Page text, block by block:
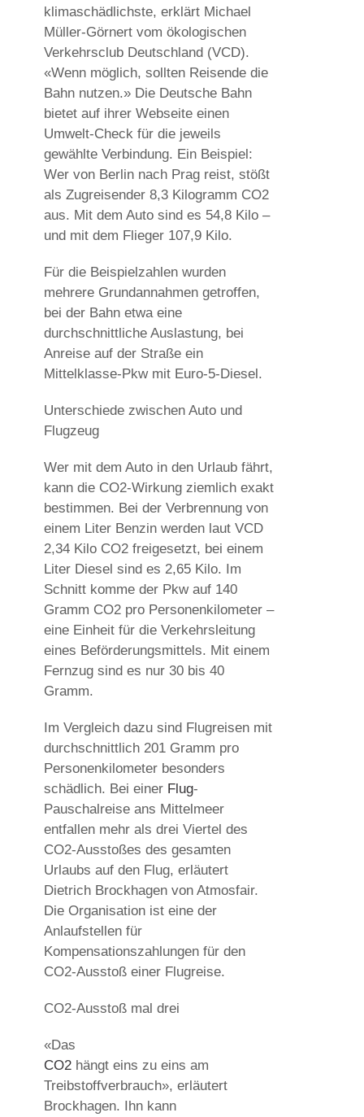
klimaschädlichste, erklärt Michael
Müller-Görnert vom ökologischen
Verkehrsclub Deutschland (VCD).
«Wenn möglich, sollten Reisende die
Bahn nutzen.» Die Deutsche Bahn
bietet auf ihrer Webseite einen
Umwelt-Check für die jeweils
gewählte Verbindung. Ein Beispiel:
Wer von Berlin nach Prag reist, stößt
als Zugreisender 8,3 Kilogramm CO2
aus. Mit dem Auto sind es 54,8 Kilo –
und mit dem Flieger 107,9 Kilo.
Für die Beispielzahlen wurden
mehrere Grundannahmen getroffen,
bei der Bahn etwa eine
durchschnittliche Auslastung, bei
Anreise auf der Straße ein
Mittelklasse-Pkw mit Euro-5-Diesel.
Unterschiede zwischen Auto und
Flugzeug
Wer mit dem Auto in den Urlaub fährt,
kann die CO2-Wirkung ziemlich exakt
bestimmen. Bei der Verbrennung von
einem Liter Benzin werden laut VCD
2,34 Kilo CO2 freigesetzt, bei einem
Liter Diesel sind es 2,65 Kilo. Im
Schnitt komme der Pkw auf 140
Gramm CO2 pro Personenkilometer –
eine Einheit für die Verkehrsleitung
eines Beförderungsmittels. Mit einem
Fernzug sind es nur 30 bis 40
Gramm.
Im Vergleich dazu sind Flugreisen mit
durchschnittlich 201 Gramm pro
Personenkilometer besonders
schädlich. Bei einer Flug-
Pauschalreise ans Mittelmeer
entfallen mehr als drei Viertel des
CO2-Ausstoßes des gesamten
Urlaubs auf den Flug, erläutert
Dietrich Brockhagen von Atmosfair.
Die Organisation ist eine der
Anlaufstellen für
Kompensationszahlungen für den
CO2-Ausstoß einer Flugreise.
CO2-Ausstoß mal drei
«Das
CO2 hängt eins zu eins am
Treibstoffverbrauch», erläutert
Brockhagen. Ihn kann